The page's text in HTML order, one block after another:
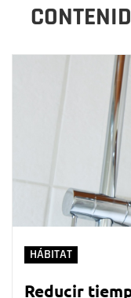
HÁBITAT
Reducir